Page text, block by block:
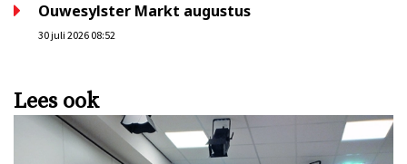
Ouwesylster Markt augustus
30 juli 2026 08:52
Lees ook